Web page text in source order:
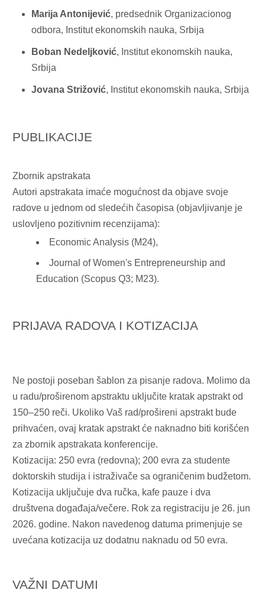
Marija Antonijević, predsednik Organizacionog
odbora, Institut ekonomskih nauka, Srbija
Boban Nedeljković, Institut ekonomskih nauka,
Srbija
Jovana Strižović, Institut ekonomskih nauka, Srbija
PUBLIKACIJE
Zbornik apstrakata
Autori apstrakata imaće mogućnost da objave svoje
radove u jednom od sledećih časopisa (objavljivanje je
uslovljeno pozitivnim recenzijama):
Economic Analysis (M24),
Journal of Women's Entrepreneurship and
Education (Scopus Q3; M23).
PRIJAVA RADOVA I KOTIZACIJA
Ne postoji poseban šablon za pisanje radova. Molimo da
u radu/proširenom apstraktu uključite kratak apstrakt od
150–250 reči. Ukoliko Vaš rad/prošireni apstrakt bude
prihvaćen, ovaj kratak apstrakt će naknadno biti korišćen
za zbornik apstrakata konferencije.
Kotizacija: 250 evra (redovna); 200 evra za studente
doktorskih studija i istraživače sa ograničenim budžetom.
Kotizacija uključuje dva ručka, kafe pauze i dva
društvena događaja/večere. Rok za registraciju je 26. jun
2026. godine. Nakon navedenog datuma primenjuje se
uvećana kotizacija uz dodatnu naknadu od 50 evra.
VAŽNI DATUMI